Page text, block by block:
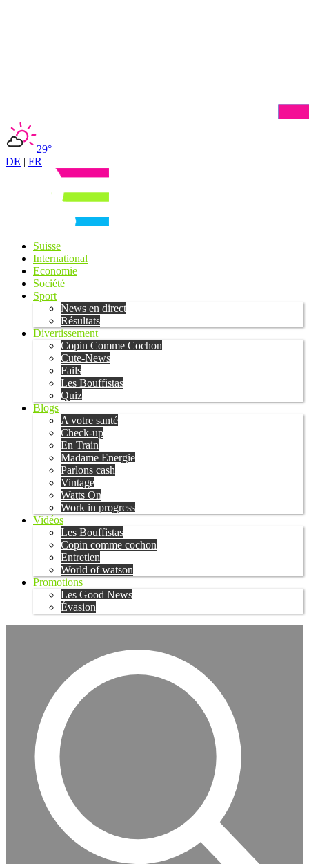
29°
DE | FR
Suisse
International
Economie
Société
Sport
News en direct
Résultats
Divertissement
Copin Comme Cochon
Cute-News
Fails
Les Bouffistas
Quiz
Blogs
A votre santé
Check-up
En Train
Madame Energie
Parlons cash
Vintage
Watts On
Work in progress
Vidéos
Les Bouffistas
Copin comme cochon
Entretien
World of watson
Promotions
Les Good News
Évasion